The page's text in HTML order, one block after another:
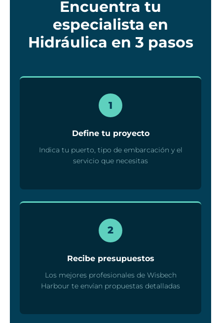
Encuentra tu
especialista en
Hidráulica en 3 pasos
1
Define tu proyecto
Indica tu puerto, tipo de embarcación y el
servicio que necesitas
2
Recibe presupuestos
Los mejores profesionales de Wisbech
Harbour te envían propuestas detalladas